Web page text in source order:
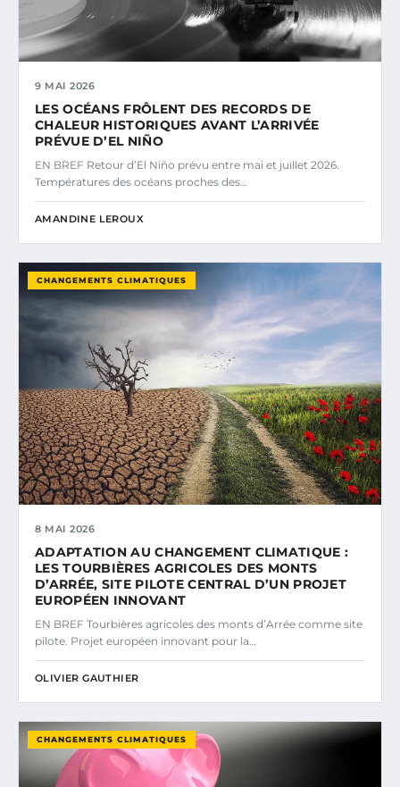
9 MAI 2026
LES OCÉANS FRÔLENT DES RECORDS DE
CHALEUR HISTORIQUES AVANT L’ARRIVÉE
PRÉVUE D’EL NIÑO
EN BREF Retour d’El Niño prévu entre mai et juillet 2026.
Températures des océans proches des…
AMANDINE LEROUX
CHANGEMENTS CLIMATIQUES
8 MAI 2026
ADAPTATION AU CHANGEMENT CLIMATIQUE :
LES TOURBIÈRES AGRICOLES DES MONTS
D’ARRÉE, SITE PILOTE CENTRAL D’UN PROJET
EUROPÉEN INNOVANT
EN BREF Tourbières agricoles des monts d’Arrée comme site
pilote. Projet européen innovant pour la…
OLIVIER GAUTHIER
CHANGEMENTS CLIMATIQUES